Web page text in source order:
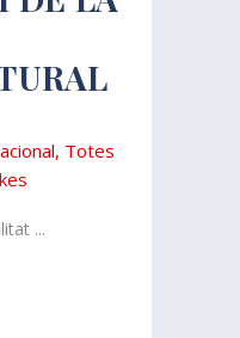
, Totes
...